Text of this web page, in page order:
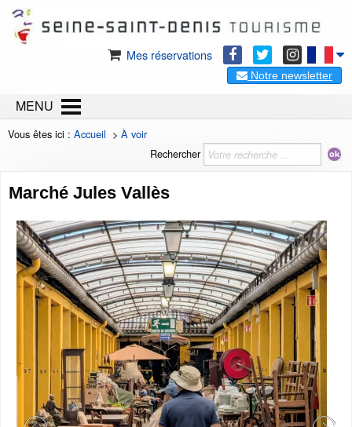
Mes réservations
Notre newsletter
MENU
Vous êtes ici : Accueil > À voir
Rechercher
Marché Jules Vallès